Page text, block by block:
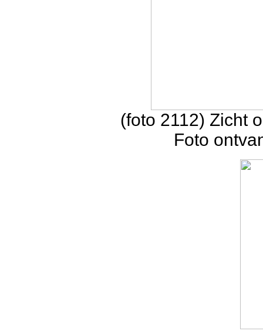
(foto 2112) Zicht
Foto